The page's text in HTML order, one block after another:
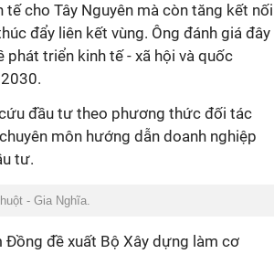
cho Tây Nguyên mà còn tăng kết nối
đẩy liên kết vùng. Ông đánh giá đây
phát triển kinh tế - xã hội và quốc
đầu tư theo phương thức đối tác
môn hướng dẫn doanh nghiệp
tư.
- Gia Nghĩa.
Đồng đề xuất Bộ Xây dựng làm cơ